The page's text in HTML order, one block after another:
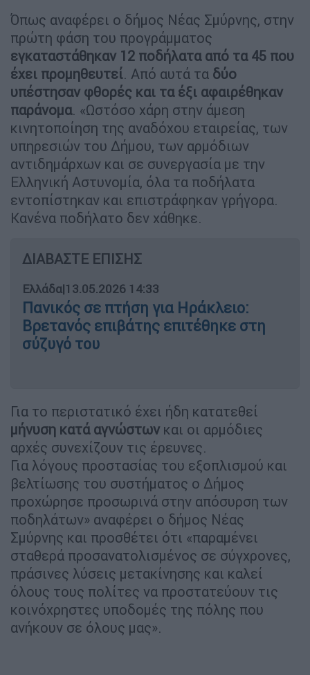
Όπως αναφέρει ο δήμος Νέας Σμύρνης, στην
πρώτη φάση του προγράμματος
εγκαταστάθηκαν 12 ποδήλατα από τα 45 που
έχει προμηθευτεί. Από αυτά τα δύο
υπέστησαν φθορές και τα έξι αφαιρέθηκαν
παράνομα. «Ωστόσο χάρη στην άμεση
κινητοποίηση της αναδόχου εταιρείας, των
υπηρεσιών του Δήμου, των αρμόδιων
αντιδημάρχων και σε συνεργασία με την
Ελληνική Αστυνομία, όλα τα ποδήλατα
εντοπίστηκαν και επιστράφηκαν γρήγορα.
Κανένα ποδήλατο δεν χάθηκε.
ΔΙΑΒΑΣΤΕ ΕΠΙΣΗΣ
Ελλάδα|13.05.2026 14:33
Πανικός σε πτήση για Ηράκλειο:
Βρετανός επιβάτης επιτέθηκε στη
σύζυγό του
Για το περιστατικό έχει ήδη κατατεθεί
μήνυση κατά αγνώστων και οι αρμόδιες
αρχές συνεχίζουν τις έρευνες.
Για λόγους προστασίας του εξοπλισμού και
βελτίωσης του συστήματος ο Δήμος
προχώρησε προσωρινά στην απόσυρση των
ποδηλάτων» αναφέρει ο δήμος Νέας
Σμύρνης και προσθέτει ότι «παραμένει
σταθερά προσανατολισμένος σε σύγχρονες,
πράσινες λύσεις μετακίνησης και καλεί
όλους τους πολίτες να προστατεύουν τις
κοινόχρηστες υποδομές της πόλης που
ανήκουν σε όλους μας».